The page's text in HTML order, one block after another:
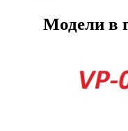
Модели в